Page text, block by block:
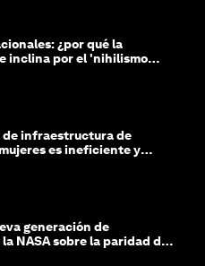
¿por qué la
inclina por el 'nihilismo
de infraestructura de
es ineficiente y
generación de
NASA sobre la paridad de